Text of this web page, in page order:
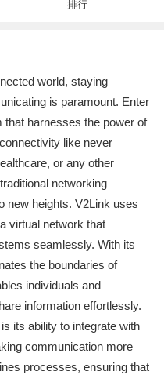
排行
world, staying
is paramount. Enter
that harnesses the power of
like never
or any other
networking
new heights. V2Link uses
virtual network that
seamlessly. With its
the boundaries of
individuals and
information effortlessly.
its ability to integrate with
communication more
processes, ensuring that